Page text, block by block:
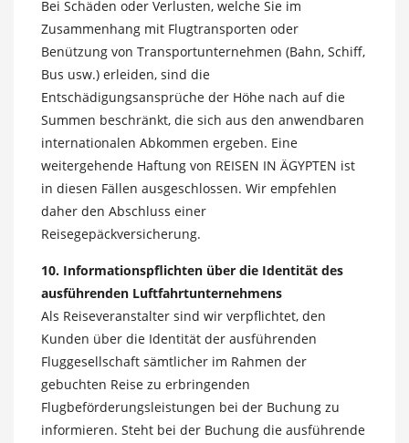
Bei Schäden oder Verlusten, welche Sie im
Zusammenhang mit Flugtransporten oder
Benützung von Transportunternehmen (Bahn, Schiff,
Bus usw.) erleiden, sind die
Entschädigungsansprüche der Höhe nach auf die
Summen beschränkt, die sich aus den anwendbaren
internationalen Abkommen ergeben. Eine
weitergehende Haftung von REISEN IN ÄGYPTEN ist
in diesen Fällen ausgeschlossen. Wir empfehlen
daher den Abschluss einer
Reisegepäckversicherung.
10. Informationspflichten über die Identität des
ausführenden Luftfahrtunternehmens
Als Reiseveranstalter sind wir verpflichtet, den
Kunden über die Identität der ausführenden
Fluggesellschaft sämtlicher im Rahmen der
gebuchten Reise zu erbringenden
Flugbeförderungsleistungen bei der Buchung zu
informieren. Steht bei der Buchung die ausführende